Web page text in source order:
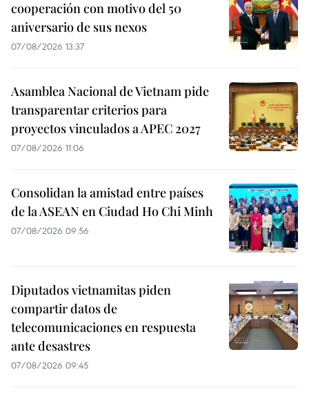
cooperación con motivo del 50
aniversario de sus nexos
07/08/2026 13:37
Asamblea Nacional de Vietnam pide
transparentar criterios para
proyectos vinculados a APEC 2027
07/08/2026 11:06
Consolidan la amistad entre países
de la ASEAN en Ciudad Ho Chi Minh
07/08/2026 09:56
Diputados vietnamitas piden
compartir datos de
telecomunicaciones en respuesta
ante desastres
07/08/2026 09:45